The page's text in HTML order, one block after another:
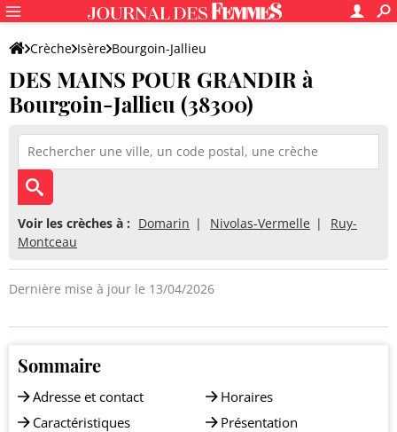
Crèche Isère Bourgoin-Jallieu
DES MAINS POUR GRANDIR
DES MAINS POUR GRANDIR à
Bourgoin-Jallieu (38300)
Voir les crèches à : Domarin Nivolas-Vermelle
Ruy-
Montceau
Dernière mise à jour le 13/04/2026
Sommaire
Adresse et contact
Caractéristiques
Horaires
Présentation